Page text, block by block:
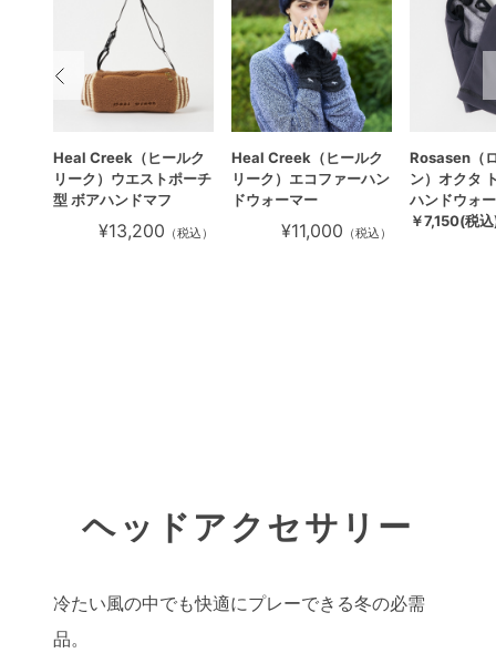
Heal Creek（ヒールク
リーク）ウエストポーチ
型 ボアハンドマフ
¥13,200 （税込）
Heal Creek（ヒールク
リーク）エコファーハン
ドウォーマー
¥11,000 （税込）
Rosasen（
ン）オクタ
ハンドウォ
￥7,150(税
ヘッドアクセサリー
冷たい風の中でも快適にプレーできる冬の必需
品。